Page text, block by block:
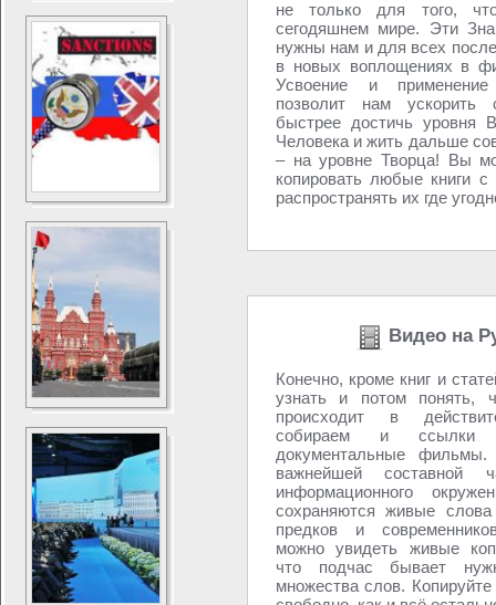
не только для того,
сегодяшнем мире. Эти
нужны нам и для всех
в новых воплощениях в
Усвоение и
позволит нам ускорить
быстрее достичь уровня
Человека и жить дальше
– на уровне Творца! Вы
копировать любые книги с
распространять их где
Видео на
Конечно, кроме книг и
узнать и потом понять,
происходит в
собираем и ссылки
документальные
важнейшей составной
информационного
сохраняются живые
предков и
можно увидеть живые
что подчас бывает
множества слов.